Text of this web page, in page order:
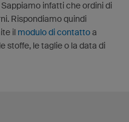
infatti che ordini di
Rispondiamo quindi
il modulo di contattoa
stoffe, le taglie o la data di